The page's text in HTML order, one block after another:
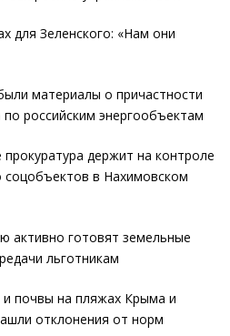
для Зеленского: «Нам они
материалы о причастности
российским энергообъектам
держит на контроле
соцобъектов в Нахимовском
активно готовят земельные
льготникам
почвы на пляжах Крыма и
отклонения от норм